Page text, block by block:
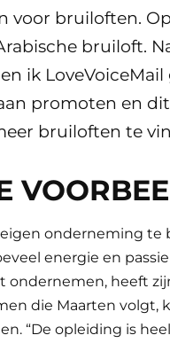
voor bruiloften.
bruiloft.
ik
promoten en
bruiloften te
onderneming te
energie en
ondernemen, heeft
die Maarten volgt,
“De opleiding is